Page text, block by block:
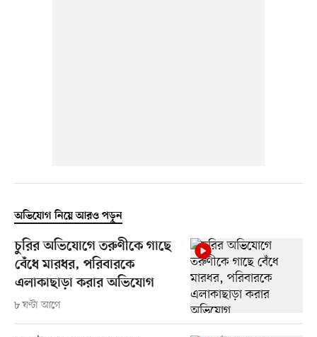
অভিযোগ নিয়ে আরও পড়ুন
চুরির অভিযোগে তরুণীকে গাছে
বেঁধে মারধর, পরিবারকে
এলাকাছাড়া করার অভিযোগ
৮ ঘণ্টা আগে